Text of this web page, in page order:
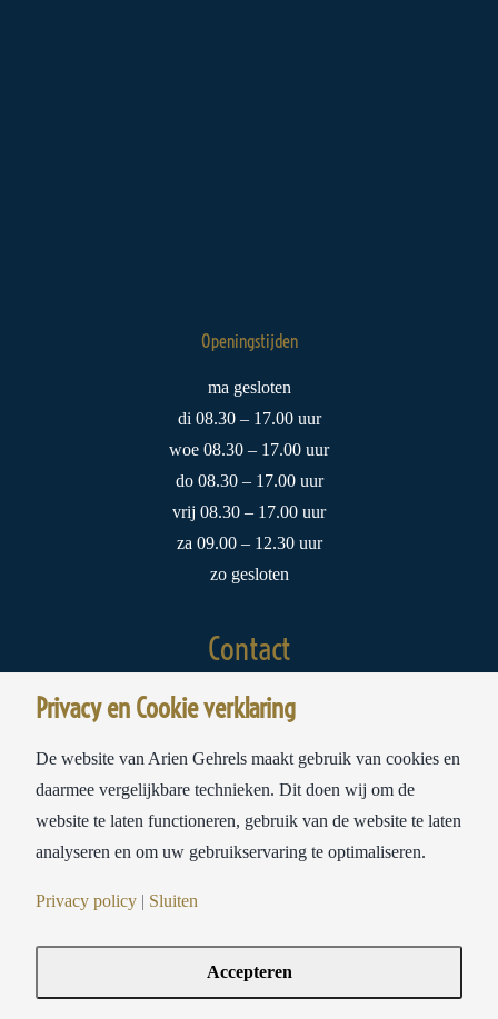
Openingstijden
ma gesloten
di 08.30 – 17.00 uur
woe 08.30 – 17.00 uur
do 08.30 – 17.00 uur
vrij 08.30 – 17.00 uur
za 09.00 – 12.30 uur
zo gesloten
Contact
Meubelstoffeerderij Ariën Gehrels
tel:020-6593693
mail:info@ariengehrels.nl
Privacy en Cookie verklaring
De website van Arien Gehrels maakt gebruik van cookies en
daarmee vergelijkbare technieken. Dit doen wij om de
website te laten functioneren, gebruik van de website te laten
analyseren en om uw gebruikservaring te optimaliseren.
Privacy policy | Sluiten
Accepteren